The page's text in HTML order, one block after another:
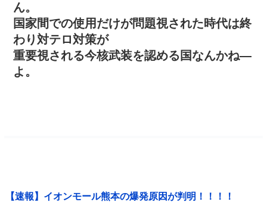
ん。
国家間での使用だけが問題視された時代は終
わり対テロ対策が
重要視される今核武装を認める国なんかね―
よ。
【速報】イオンモール熊本の爆発原因が判明！！！！